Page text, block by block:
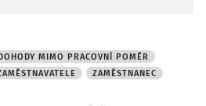
MIMO PRACOVNÍ POMĚR
ZAMĚSTNANEC